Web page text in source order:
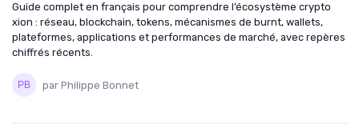
Guide complet en français pour comprendre l’écosystème crypto
xion : réseau, blockchain, tokens, mécanismes de burnt, wallets,
plateformes, applications et performances de marché, avec repères
chiffrés récents.
par Philippe Bonnet